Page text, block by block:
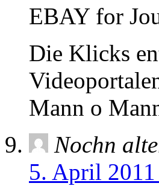
EBAY for
Die Klicks
Mann o
Nochn
5. April